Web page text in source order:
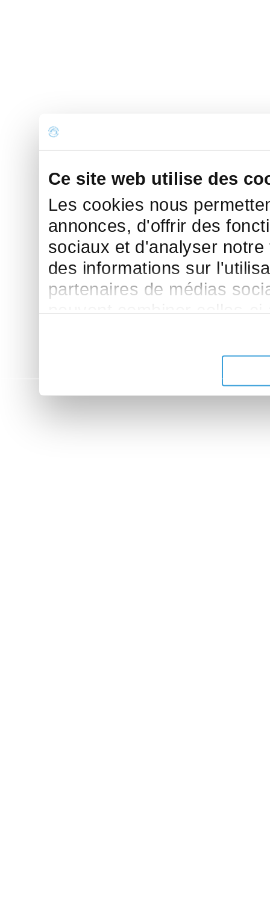
Ce site web utilise des
Les cookies nous
annonces, d'offrir des
sociaux et d'analyser
des informations sur
partenaires de médias